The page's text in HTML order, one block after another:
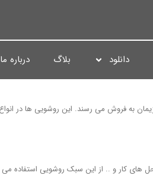
دانلود بلاگ درباره ما
به فروش می رسند. این روشویی ها در
های کار و .. از این سبک روشویی استفاده می